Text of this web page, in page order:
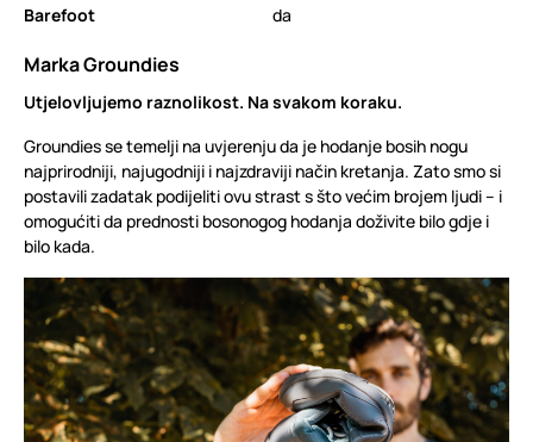
Barefoot da
Marka Groundies
Utjelovljujemo raznolikost. Na svakom koraku.
Groundies se temelji na uvjerenju da je hodanje bosih nogu
najprirodniji, najugodniji i najzdraviji način kretanja. Zato smo si
postavili zadatak podijeliti ovu strast s što većim brojem ljudi – i
omogućiti da prednosti bosonogog hodanja doživite bilo gdje i
bilo kada.